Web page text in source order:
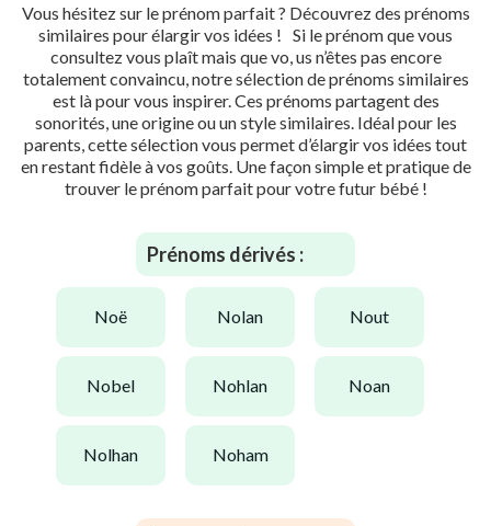
Vous hésitez sur le prénom parfait ? Découvrez des prénoms
similaires pour élargir vos idées ! Si le prénom que vous
consultez vous plaît mais que vo, us n’êtes pas encore
totalement convaincu, notre sélection de prénoms similaires
est là pour vous inspirer. Ces prénoms partagent des
sonorités, une origine ou un style similaires. Idéal pour les
parents, cette sélection vous permet d’élargir vos idées tout
en restant fidèle à vos goûts. Une façon simple et pratique de
trouver le prénom parfait pour votre futur bébé !
Prénoms dérivés :
noë nolan nout
nobel nohlan noan
nolhan noham